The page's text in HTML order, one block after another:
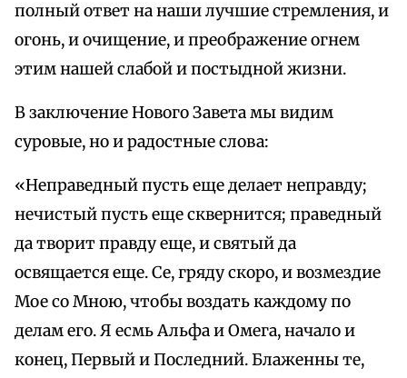
полный ответ на наши лучшие стремления, и
огонь, и очищение, и преображение огнем
этим нашей слабой и постыдной жизни.
В заключение Нового Завета мы видим
суровые, но и радостные слова:
«Неправедный пусть еще делает неправду;
нечистый пусть еще сквернится; праведный
да творит правду еще, и святый да
освящается еще. Се, гряду скоро, и возмездие
Мое со Мною, чтобы воздать каждому по
делам его. Я есмь Альфа и Омега, начало и
конец, Первый и Последний. Блаженны те,